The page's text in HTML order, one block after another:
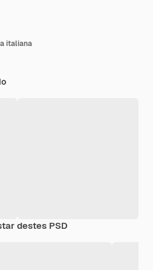
italiana
destes PSD